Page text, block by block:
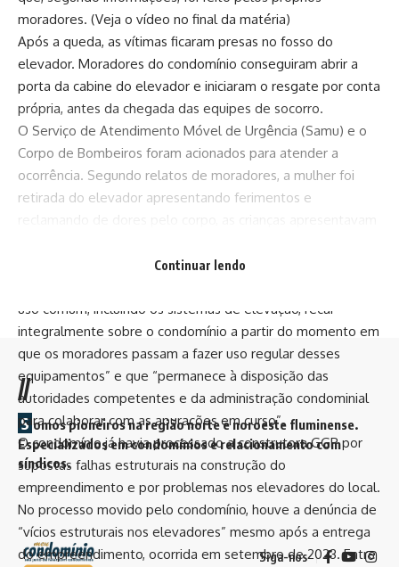
moradores. (Veja o vídeo no final da matéria)
Após a queda, as vítimas ficaram presas no fosso do
elevador. Moradores do condomínio conseguiram abrir a
porta da cabine do elevador e iniciaram o resgate por conta
própria, antes da chegada das equipes de socorro.
O Serviço de Atendimento Móvel de Urgência (Samu) e o
Corpo de Bombeiros foram acionados para atender a
ocorrência. Segundo relatos de moradores, a mulher foi
retirada do elevador apresentando ferimentos e
Em nota, a construtora do condomínio informou que “a
uso comum, incluindo os sistemas de elevação, recai
integralmente sobre o condomínio a partir do momento em
que os moradores passam a fazer uso regular desses
equipamentos” e que “permanece à disposição das
autoridades competentes e da administração condominial
para colaborar com as apurações em curso”.
O condomínio já havia processado a construtora GGP por
supostas falhas estruturais na construção do
empreendimento e por problemas nos elevadores do local.
No processo movido pelo condomínio, houve a denúncia de
“vícios estruturais nos elevadores” mesmo após a entrega
do empreendimento, ocorrida em setembro de 2023. Entre
Continuar lendo
//
S omos pioneiros na região norte e noroeste fluminense.
Especializados em condomínios e relacionamento com
síndicos.
Siga-nos